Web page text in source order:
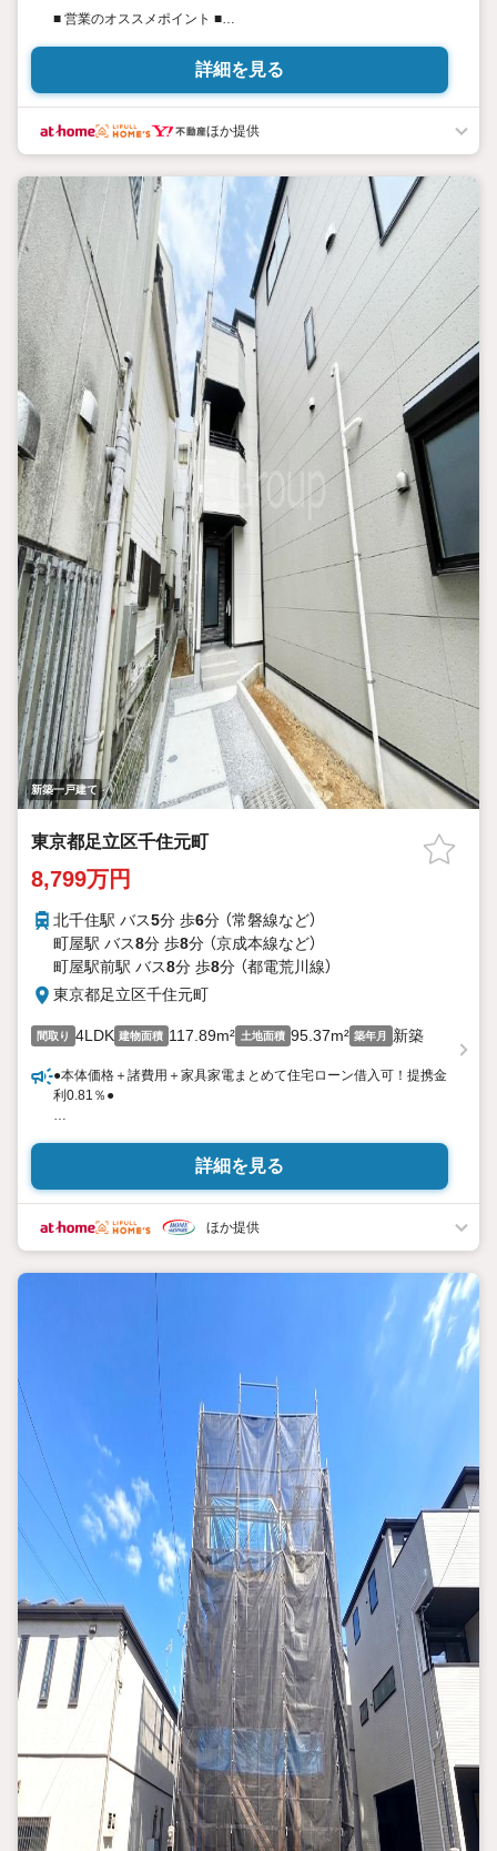
■ 営業のオススメポイント ■
・足立区立千寿双葉小学校8分、足立区千寿青葉中学校まで徒歩
10分の為、安心して通わせることができます。
・2階水廻り一体型の為、家事同線集約物件となっております
・建物面積140m2以上
・パントリー付き
・大容量のウォークインクローゼット
平日、夜間問わずお気軽にお問い合わせ下さい。
周辺環境やその他の物件情報も含めてご提案させて頂きますので
是非一度ご相談下さいませ。
詳細を見る
ほか提供
新築一戸建て
東京都足立区千住元町
8,799万円
北千住駅 バス5分 歩6分 （常磐線など）
町屋駅 バス8分 歩8分 （京成本線など）
町屋駅前駅 バス8分 歩8分 （都電荒川線）
東京都足立区千住元町
間取り 4LDK 建物面積 117.89m² 土地面積 95.37m² 築年月 新築
●本体価格＋諸費用＋家具家電まとめて住宅ローン借入可！提携金
利0.81％●
以下の条件でも審査を通した実績が多数ございます！
（1）勤続年数1ヶ月（2）自己資金0円
（3）産休/育休/契約社員/派遣社員/アルバイト/パート/独身/自営業/経
（4）延滞、滞納、個信アウト対応可
（5）収入合算や親子ローン
（6）金融機関の借入まとめ等、家具、家電、引越し費用等おまとめ
●3つの安心サポート●
1.営業車にて安全にご案内。お住まい探しに集中して頂けます。
2.FPソフトを使用しマイホーム購入の資金計画・購入から老後ま
での人生設計を実施することで暮らしに安心を提案します。
3.どんなに信用のある建築会社でもご自分の目で確認することは
重要ですよね。弊社は特殊機材を使用してインスペクションを実
詳細を見る
ほか提供